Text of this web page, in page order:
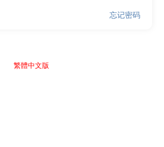
忘记密码
繁體中文版